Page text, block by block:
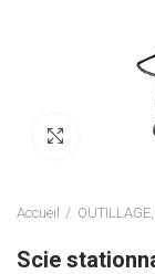
Click to
Accueil
Scie